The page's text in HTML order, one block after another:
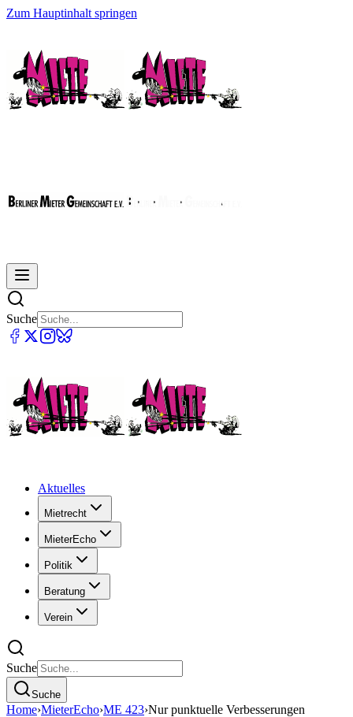
Zum Hauptinhalt springen
Suche
Aktuelles
Mietrecht
MieterEcho
Politik
Beratung
Verein
Suche
Suche
Home›MieterEcho›ME 423›Nur punktuelle Verbesserungen